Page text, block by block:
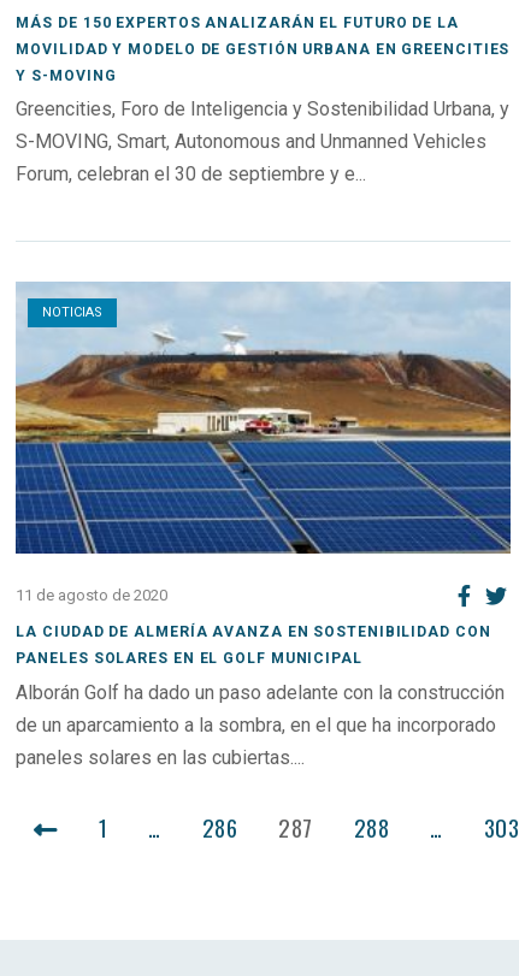
MÁS DE 150 EXPERTOS ANALIZARÁN EL FUTURO DE LA
MOVILIDAD Y MODELO DE GESTIÓN URBANA EN GREENCITIES
Y S-MOVING
Greencities, Foro de Inteligencia y Sostenibilidad Urbana, y
S-MOVING, Smart, Autonomous and Unmanned Vehicles
Forum, celebran el 30 de septiembre y e...
NOTICIAS
Open post
11 de agosto de 2020
LA CIUDAD DE ALMERÍA AVANZA EN SOSTENIBILIDAD CON
PANELES SOLARES EN EL GOLF MUNICIPAL
Alborán Golf ha dado un paso adelante con la construcción
de un aparcamiento a la sombra, en el que ha incorporado
paneles solares en las cubiertas....
PAGINACIÓN
1 … 286 287 288 … 303